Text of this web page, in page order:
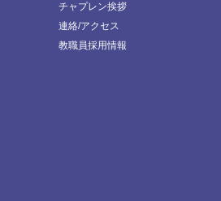
チャプレン挨拶
連絡/アクセス
教職員採用情報